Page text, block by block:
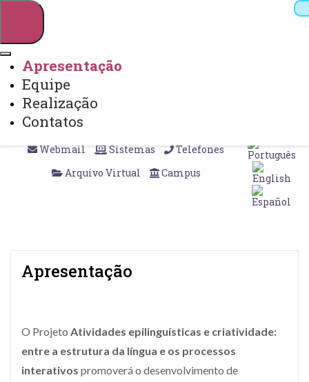
Webmail Sistemas
Telefones
Arquivo Virtual
Campus
Apresentação
Equipe
Realização
Contatos
Apresentação
O Projeto Atividades epilinguísticas e criatividade:
entre a estrutura da língua e os processos
interativos promoverá o desenvolvimento de